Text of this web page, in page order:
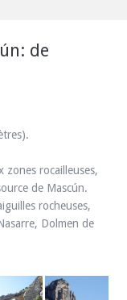
de
zones rocailleuses,
de Mascún.
rocheuses,
Dolmen de